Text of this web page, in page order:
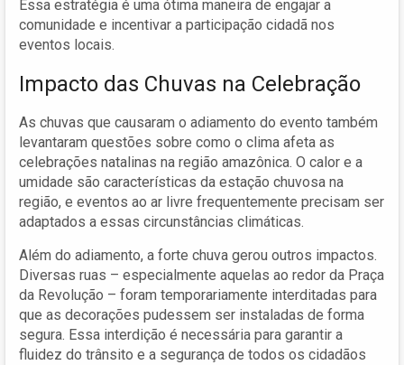
Essa estratégia é uma ótima maneira de engajar a
comunidade e incentivar a participação cidadã nos
eventos locais.
Impacto das Chuvas na Celebração
As chuvas que causaram o adiamento do evento também
levantaram questões sobre como o clima afeta as
celebrações natalinas na região amazônica. O calor e a
umidade são características da estação chuvosa na
região, e eventos ao ar livre frequentemente precisam ser
adaptados a essas circunstâncias climáticas.
Além do adiamento, a forte chuva gerou outros impactos.
Diversas ruas – especialmente aquelas ao redor da Praça
da Revolução – foram temporariamente interditadas para
que as decorações pudessem ser instaladas de forma
segura. Essa interdição é necessária para garantir a
fluidez do trânsito e a segurança de todos os cidadãos